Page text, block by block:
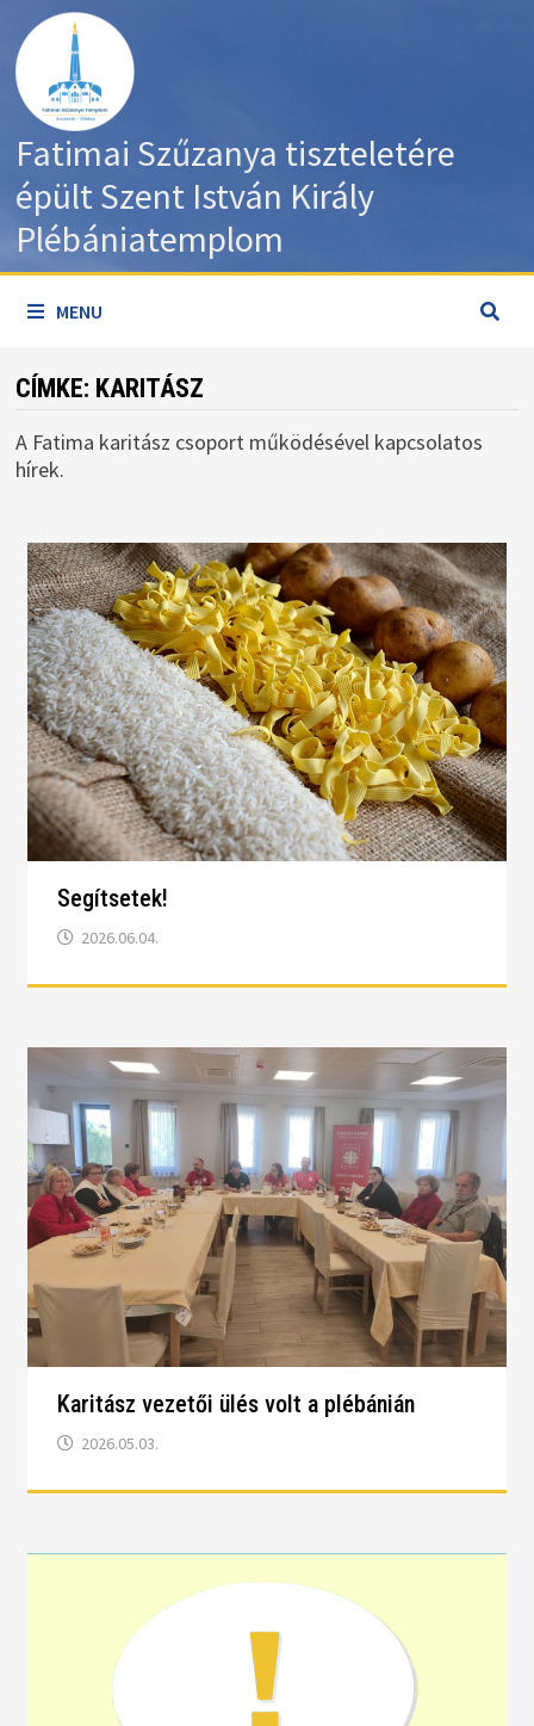
content
Fatimai Szűzanya tiszteletére
épült Szent István Király
Plébániatemplom
MENU
CÍMKE: KARITÁSZ
A Fatima karitász csoport működésével kapcsolatos
hírek.
Segítsetek!
2026.06.04.
Karitász vezetői ülés volt a plébánián
2026.05.03.